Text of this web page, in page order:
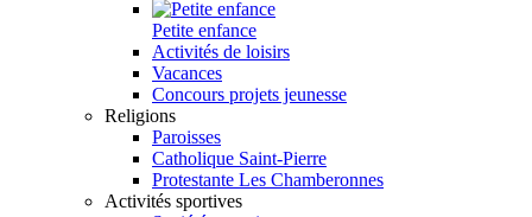
Petite enfance
Activités de loisirs
Vacances
Concours projets jeunesse
Religions
Paroisses
Catholique Saint-Pierre
Protestante Les Chamberonnes
Activités sportives